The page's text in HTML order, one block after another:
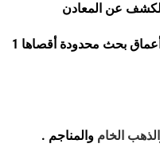
– جهاز بسيط وسهل الاستخدام ذات أعماق بحث محدودة أقصاها 1
الذهب الخام والمناجم .